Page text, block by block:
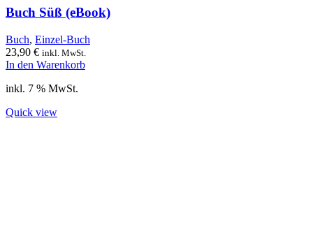
Buch Süß (eBook)
Buch, Einzel-Buch
23,90 € inkl. MwSt.
In den Warenkorb
inkl. 7 % MwSt.
Quick view